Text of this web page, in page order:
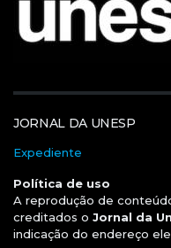
JORNAL DA UNESP
Expediente
Política de uso
A reprodução de
creditados o Jornal da
indicação do endereço